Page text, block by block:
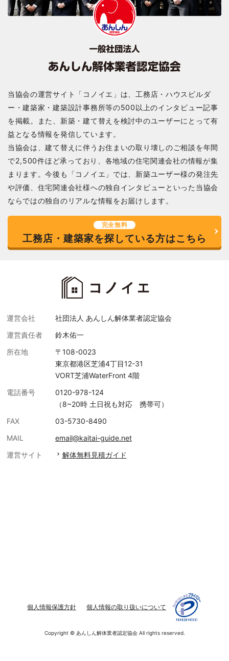
当協会の運営サイト「コノイエ」は、工務店・ハウスビルダ
ー・建築家・建築設計事務所等の500以上のインタビュー記事
を掲載。また、新築・建て替えを検討中のユーザーにとって有
益となる情報を発信しています。
当協会は、建て替えに伴うお住まいの取り壊しのご相談を年間
で2,500件ほど承っており、各地域の住宅関連会社の情報が集
まります。今後も「コノイエ」では、新築ユーザー様の発注先
や評価、住宅関連会社様への独自インタビューといった当協会
ならではの独自のリアルな情報をお届けします。
完全無料
工務店・建築家を探している方はこちら
運営会社
社団法人 あんしん解体業者認定協会
運営責任者
鈴木佑一
所在地
〒108-0023
東京都港区芝浦4丁目12-31
VORT芝浦WaterFront 4階
電話番号
0120-978-124
（8~20時 土日祝も対応 携帯可）
FAX
03-5730-8490
MAIL
email@kaitai-guide.net
運営サイト
解体無料見積ガイド
個人情報保護方針 個人情報の取り扱いについて
Copyright © あんしん解体業者認定協会 All rights reserved.